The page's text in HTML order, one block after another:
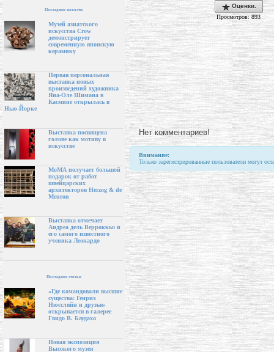
Последние новости
Музей азиатского
искусства Crow
демонстрирует
современную японскую
керамику
Первая персональная
выставка новых
произведений художника
Яна-Оле Шимана в
Касмине открылась в
Нью-Йорке
Выставка посвящена
голове как мотиву в
искусстве
МоМА получает большой
подарок от работ
швейцарских
архитекторов Herzog & de
Meuron
Выставка отмечает
Андреа дель Верроккьо и
его самого известного
ученика Леонардо
Последние статьи
«Где командовали высшие
существа: Генрих
Нюссляйн и друзья»
открывается в галерее
Гвидо В. Баудаха
Новая экспозиция
Высокого музея
Оценки.
Просмотров: 893
Нет комментариев!
Внимание:
Только зарегистрированные пользователи могут